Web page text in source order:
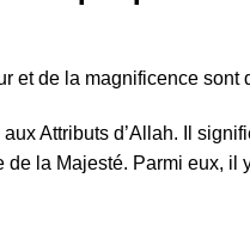
et de la magnificence sont
Attributs d’Allah. Il
la Majesté. Parmi eux, il